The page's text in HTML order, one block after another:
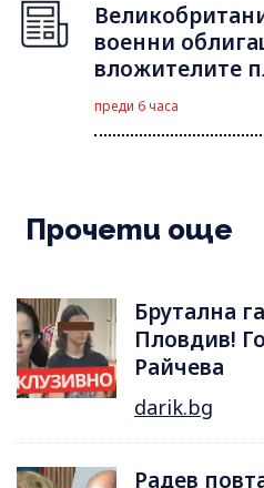
военни
вложителите
преди 6 часа
Прочети още
Брутална
Пловдив!
Райчева
darik.bg
Радев